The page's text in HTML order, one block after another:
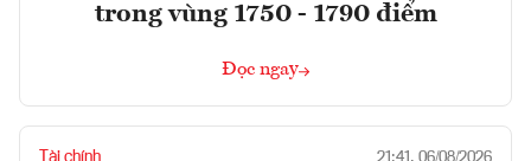
trong vùng 1750 - 1790 điểm
Đọc ngay
Tài chính